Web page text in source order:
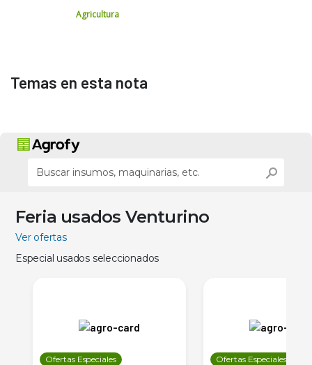
Agricultura
Temas en esta nota
Feria usados Venturino
Ver ofertas
Especial usados seleccionados
Ofertas Especiales Ofertas Especiales